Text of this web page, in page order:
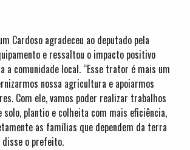
Cardoso agradeceu ao deputado pela
e ressaltou o impacto positivo
a comunidade local. “Esse trator é mais um
nossa agricultura e apoiarmos
Com ele, vamos poder realizar trabalhos
solo, plantio e colheita com mais eficiência,
as famílias que dependem da terra
disse o prefeito.